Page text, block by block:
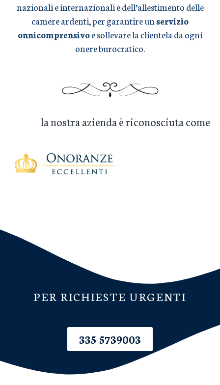
nazionali e internazionali e dell’allestimento delle
camere ardenti, per garantire unservizio
onnicomprensivoe sollevare la clientela da ogni
onere burocratico.
la nostra azienda è riconosciuta come
PER RICHIESTE URGENTI
335 5739003